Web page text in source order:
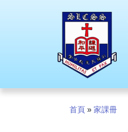
首頁 » 家課冊